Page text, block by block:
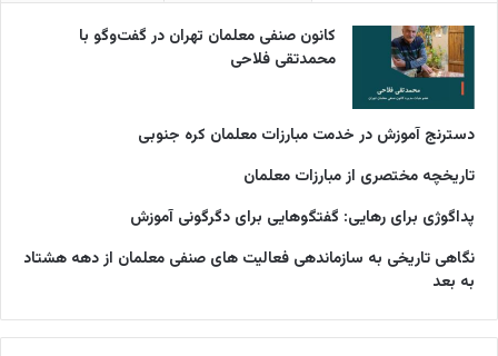
کانون صنفی معلمان تهران در گفت‌وگو با
محمدتقی فلاحی
دسترنج آموزش در خدمت مبارزات معلمان کره جنوبی
تاریخچه مختصری از مبارزات معلمان
پداگوژی برای رهایی: گفتگوهایی برای دگرگونی آموزش
نگاهی تاریخی به سازماندهی فعالیت های صنفی معلمان از دهه هشتاد
به بعد